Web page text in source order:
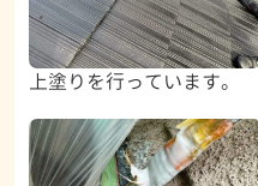
上塗りを行っています。